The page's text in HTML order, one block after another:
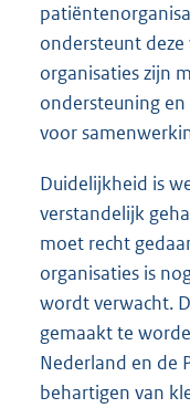
ondersteunt deze
organisaties zijn
ondersteuning
voor
Duidelijkheid is
verstandelijk
moet recht
organisaties is
wordt verwacht.
gemaakt te
Nederland en de
behartigen van